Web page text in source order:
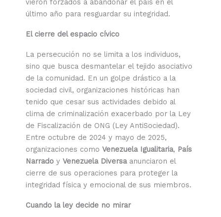
vieron forzados a abandonar el país en el
último año para resguardar su integridad.
El cierre del espacio cívico
La persecución no se limita a los individuos,
sino que busca desmantelar el tejido asociativo
de la comunidad. En un golpe drástico a la
sociedad civil, organizaciones históricas han
tenido que cesar sus actividades debido al
clima de criminalización exacerbado por la Ley
de Fiscalización de ONG (Ley AntiSociedad).
Entre octubre de 2024 y mayo de 2025,
organizaciones como Venezuela Igualitaria, País
Narradoy Venezuela Diversaanunciaron el
cierre de sus operaciones para proteger la
integridad física y emocional de sus miembros.
Cuando la ley decide no mirar